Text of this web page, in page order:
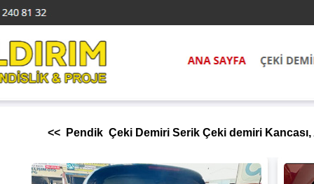
<< Pendik Çeki Demiri Serik Çeki demiri